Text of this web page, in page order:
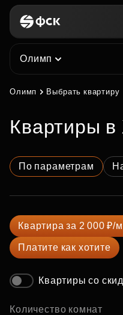
Олимп
Олимп Выбрать квартиру
квартиры
По параметрам
Квартира за 2 000 ₽/
Платите как хотите
Квартиры со
Количество комнат